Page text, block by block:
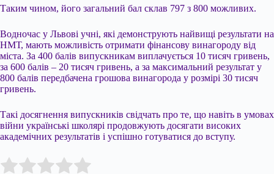
Таким чином, його загальний бал склав 797 з 800 можливих.
Водночас у Львові учні, які демонструють найвищі результати на
НМТ, мають можливість отримати фінансову винагороду від
міста. За 400 балів випускникам виплачується 10 тисяч гривень,
за 600 балів – 20 тисяч гривень, а за максимальний результат у
800 балів передбачена грошова винагорода у розмірі 30 тисяч
гривень.
Такі досягнення випускників свідчать про те, що навіть в умовах
війни українські школярі продовжують досягати високих
академічних результатів і успішно готуватися до вступу.
Rate this item: